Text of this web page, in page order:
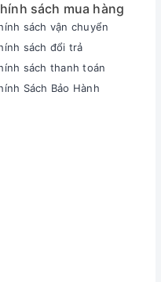
sách mua hàng
sách vận chuyển
sách đổi trả
sách thanh toán
Sách Bảo Hành